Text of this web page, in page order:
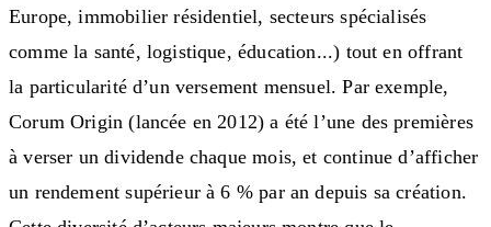
Europe, immobilier résidentiel, secteurs spécialisés
comme la santé, logistique, éducation...) tout en offrant
la particularité d’un versement mensuel. Par exemple,
Corum Origin (lancée en 2012) a été l’une des premières
à verser un dividende chaque mois, et continue d’afficher
un rendement supérieur à 6 % par an depuis sa création.